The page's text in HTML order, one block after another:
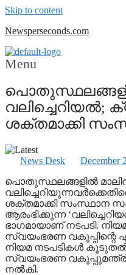
Skip to content
Newsperseconds.com
Menu
വലിച്ചെറിയല്‍;
ശക്തമാക്കി
News Desk December
പൊതുസ്ഥലങ്ങളില്‍
ശക്തമാക്കി സംസ്ഥാന
ആരംഭിക്കുന്ന
ഭാഗമായാണ് നടപടി.
സ്വയംഭരണ വകുപ്പിന്റെ
നിയമ നടപടികള്‍ കൂടുതല്‍
സ്വയംഭരണ വകുപ്പുമന്ത്രി
നല്‍കി.